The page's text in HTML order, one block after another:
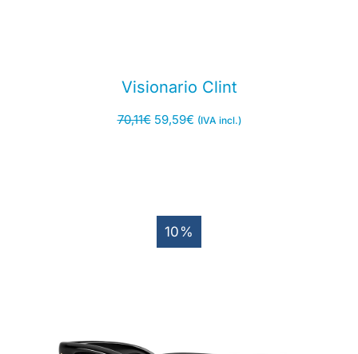
Visionario Clint
70,11€ 59,59€ (IVA incl.)
10%